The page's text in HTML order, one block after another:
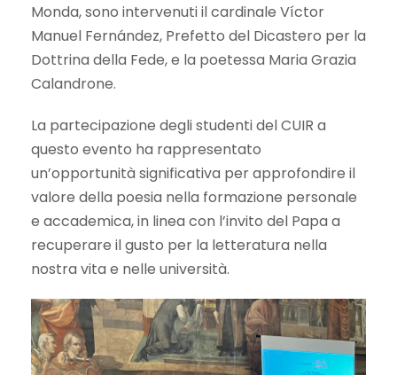
Monda, sono intervenuti il cardinale Víctor
Manuel Fernández, Prefetto del Dicastero per la
Dottrina della Fede, e la poetessa Maria Grazia
Calandrone.
La partecipazione degli studenti del CUIR a
questo evento ha rappresentato
un’opportunità significativa per approfondire il
valore della poesia nella formazione personale
e accademica, in linea con l’invito del Papa a
recuperare il gusto per la letteratura nella
nostra vita e nelle università. ​